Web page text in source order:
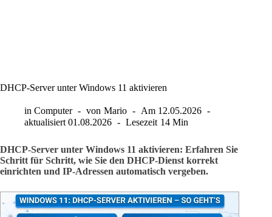
DHCP-Server unter Windows 11 aktivieren
in Computer von Mario Am 12.05.2026
aktualisiert 01.08.2026 Lesezeit 14 Min
DHCP-Server unter Windows 11 aktivieren: Erfahren Sie
Schritt für Schritt, wie Sie den DHCP-Dienst korrekt
einrichten und IP-Adressen automatisch vergeben.